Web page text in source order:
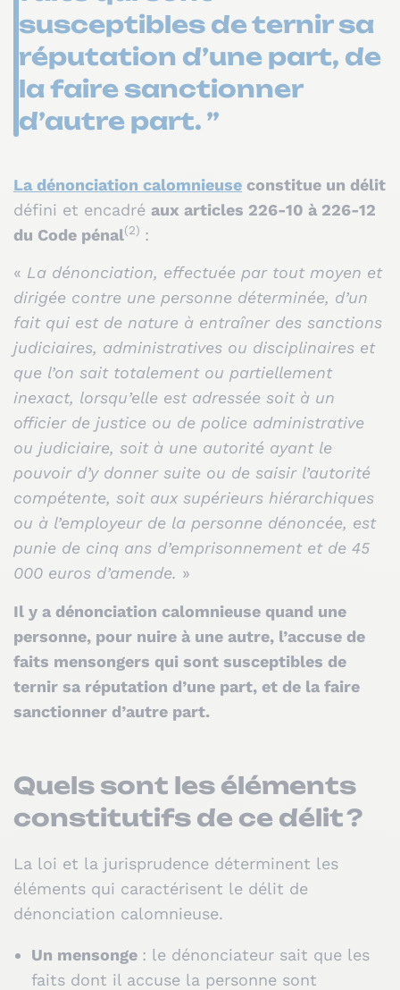
susceptibles de ternir sa
réputation d’une part, de
la faire sanctionner
d’autre part. ”
La dénonciation calomnieuse constitue un délit
défini et encadré aux articles 226-10 à 226-12
du Code pénal(2) :
« La dénonciation, effectuée par tout moyen et
dirigée contre une personne déterminée, d’un
fait qui est de nature à entraîner des sanctions
judiciaires, administratives ou disciplinaires et
que l’on sait totalement ou partiellement
inexact, lorsqu’elle est adressée soit à un
officier de justice ou de police administrative
ou judiciaire, soit à une autorité ayant le
pouvoir d’y donner suite ou de saisir l’autorité
compétente, soit aux supérieurs hiérarchiques
ou à l’employeur de la personne dénoncée, est
punie de cinq ans d’emprisonnement et de 45
000 euros d’amende. »
Il y a dénonciation calomnieuse quand une
personne, pour nuire à une autre, l’accuse de
faits mensongers qui sont susceptibles de
ternir sa réputation d’une part, et de la faire
sanctionner d’autre part.
Quels sont les éléments
constitutifs de ce délit ?
La loi et la jurisprudence déterminent les
éléments qui caractérisent le délit de
dénonciation calomnieuse.
Un mensonge : le dénonciateur sait que les
faits dont il accuse la personne sont